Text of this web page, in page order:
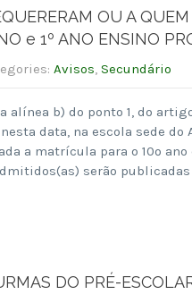
OU A
e 1º ANO ENSINO
Avisos, Secundário
alínea b) do ponto 1, do
data, na escola sede do
a matrícula para o 10º
serão publicadas
DO PRÉ-